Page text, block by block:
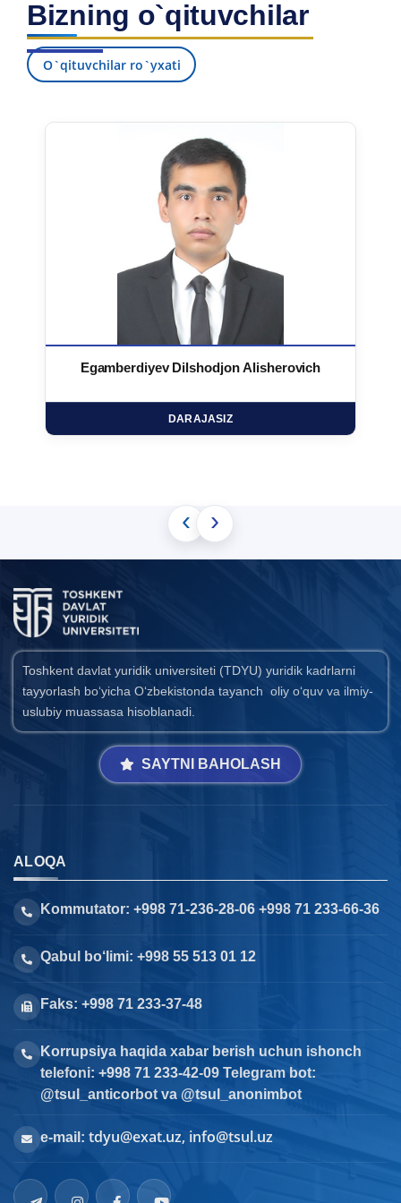
Bizning o`qituvchilar
O`qituvchilar ro`yxati
Egamberdiyev Dilshodjon Alisherovich
DARAJASIZ
‹ ›
Toshkent davlat yuridik universiteti (TDYU) yuridik kadrlarni
tayyorlash bo‘yicha O‘zbekistonda tayanch oliy o‘quv va ilmiy-
uslubiy muassasa hisoblanadi.
SAYTNI BAHOLASH
ALOQA
Kommutator: +998 71-236-28-06 +998 71 233-66-36
Qabul bo‘limi: +998 55 513 01 12
Faks: +998 71 233-37-48
Korrupsiya haqida xabar berish uchun ishonch
telefoni: +998 71 233-42-09 Telegram bot:
@tsul_anticorbot va @tsul_anonimbot
e-mail: tdyu@exat.uz, info@tsul.uz
7. Call-center (4) 8. Bakalavriat kvotasi (3)
9. Magistratura kvotasi (4) ✉️ Adminga yozish